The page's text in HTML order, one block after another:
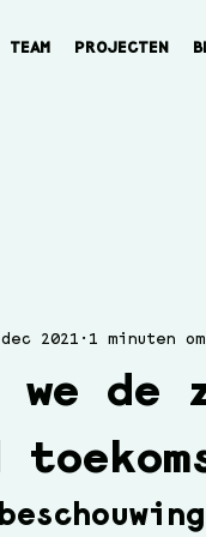
TEAM PROJECTEN
we
2021 1 minuten